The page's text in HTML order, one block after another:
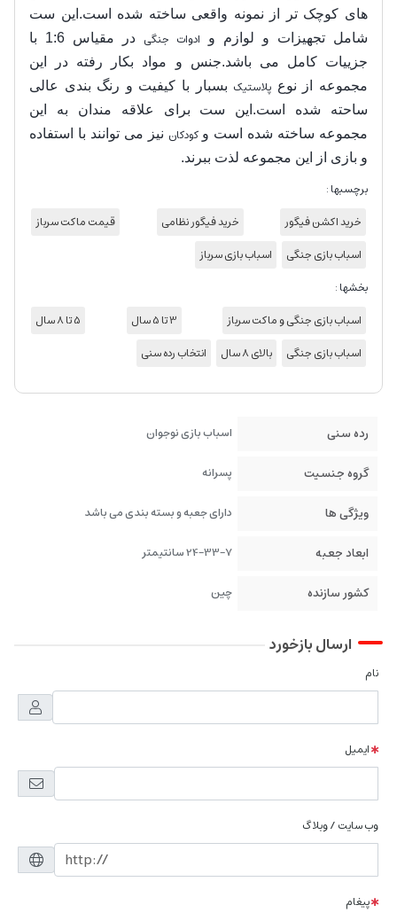
های کوچک تر از نمونه واقعی ساخته شده است.این ست
شامل تجهیزات و لوازم و ادوات جنگی
در مقیاس 1:6 با
جزییات کامل می باشد.جنس و مواد بکار رفته در این
مجموعه از نوع پلاستیک بسبار با کیفیت و رنگ بندی عالی
ساحته شده است.این ست برای علاقه مندان به این
مجموعه ساخته شده است وکودکان نیز می توانند با استفاده
و بازی از این مجموعه لذت ببرند.
برچسبها :
خرید اکشن فیگور
خرید فیگور نظامی
قیمت ماکت سرباز
اسباب بازی جنگی
اسباب بازی سرباز
بخشها :
اسباب بازی جنگی و ماکت سرباز
3 تا 5 سال
5 تا 8 سال
اسباب بازی جنگی
بالای 8 سال انتخاب رده سنی
رده سنی اسباب بازی نوجوان
گروه جنسیت پسرانه
ویژگی ها دارای جعبه و بسته بندی می باشد
ابعاد جعبه 24-33-7 سانتیمتر
کشور سازنده چین
ارسال بازخورد
نام
ایمیل
وب سایت / وبلاگ
پیغام